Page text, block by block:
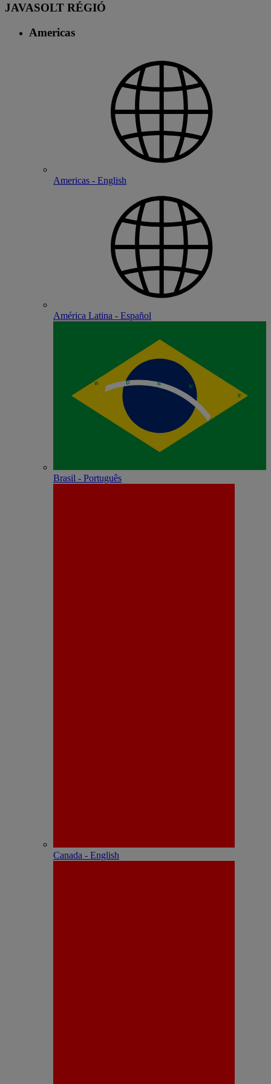
JAVASOLT RÉGIÓ
Americas
Americas - English
América Latina - Español
Brasil - Português
Canada - English